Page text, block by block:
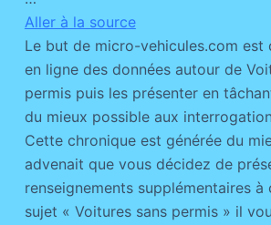
Aller à la source
Le but de micro-vehicules.com est
en ligne des données autour de
permis puis les présenter en
du mieux possible aux
Cette chronique est générée du
advenait que vous décidez de
renseignements supplémentaires
sujet « Voitures sans permis » il